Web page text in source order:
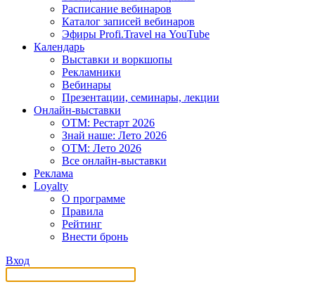
Расписание вебинаров
Каталог записей вебинаров
Эфиры Profi.Travel на YouTube
Календарь
Выставки и воркшопы
Рекламники
Вебинары
Презентации, семинары, лекции
Онлайн-выставки
OTM: Рестарт 2026
Знай наше: Лето 2026
OTM: Лето 2026
Все онлайн-выставки
Реклама
Loyalty
О программе
Правила
Рейтинг
Внести бронь
Вход